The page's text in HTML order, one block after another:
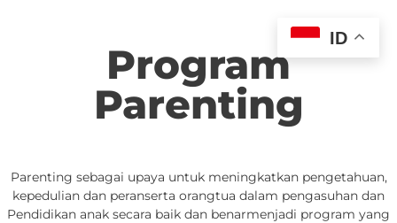
Program
Parenting
Parenting sebagai upaya untuk meningkatkan pengetahuan,
kepedulian dan peranserta orangtua dalam pengasuhan dan
Pendidikan anak secara baik dan benarmenjadi program yang
ID